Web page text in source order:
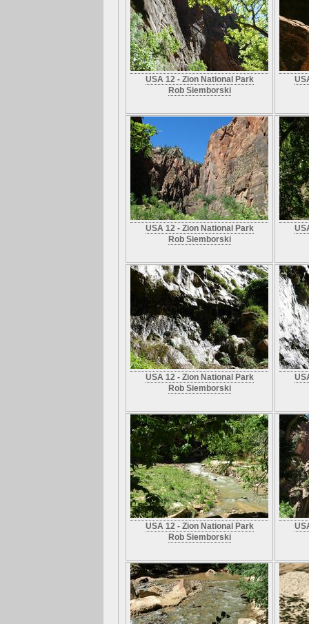
USA 12 - Zion National Park
Rob Siemborski
USA 12 - Zion National Park
Rob Siemborski
USA 12 - Zion National Park
Rob Siemborski
USA 12 - Zion National Park
Rob Siemborski